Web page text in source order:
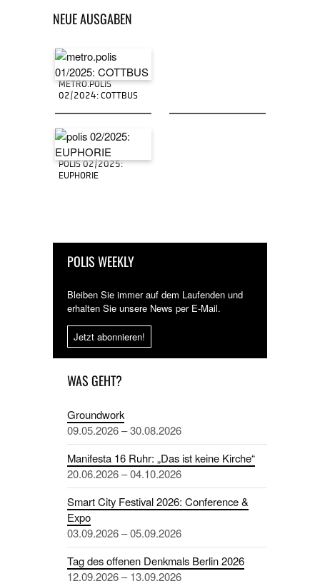
NEUE AUSGABEN
METRO.POLIS
02/2024: COTTBUS
POLIS 02/2025:
EUPHORIE
POLIS WEEKLY
Bleiben Sie immer auf dem Laufenden und
erhalten Sie unsere News per E-Mail.
Jetzt abonnieren!
WAS GEHT?
Groundwork
09.05.2026 – 30.08.2026
Manifesta 16 Ruhr: „Das ist keine Kirche“
20.06.2026 – 04.10.2026
Smart City Festival 2026: Conference &
Expo
03.09.2026 – 05.09.2026
Tag des offenen Denkmals Berlin 2026
12.09.2026 – 13.09.2026